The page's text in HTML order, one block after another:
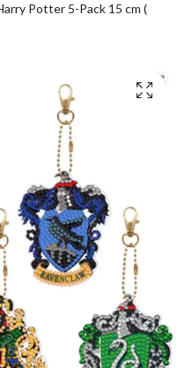
Potter 5-Pack 15 cm (